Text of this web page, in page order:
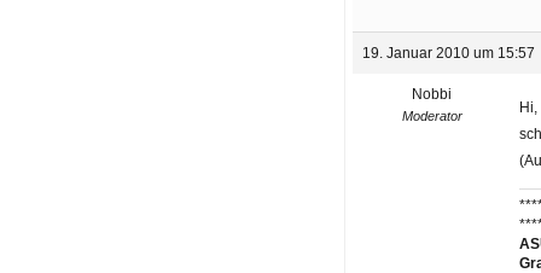
19. Januar 2010 um 15:57
Nobbi
Moderator
Hi,